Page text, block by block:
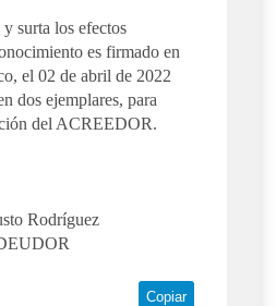
y surta los efectos
es firmado en
el 02 de abril de 2022
dos ejemplares, para
del ACREEDOR.
Rodríguez
Copiar